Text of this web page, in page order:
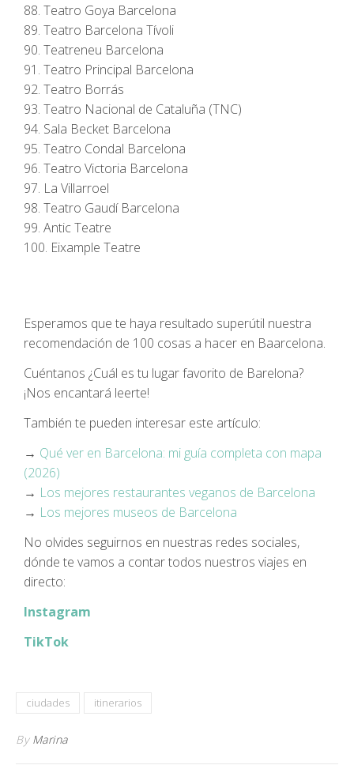
88. Teatro Goya Barcelona
89. Teatro Barcelona Tívoli
90. Teatreneu Barcelona
91. Teatro Principal Barcelona
92. Teatro Borrás
93. Teatro Nacional de Cataluña (TNC)
94. Sala Becket Barcelona
95. Teatro Condal Barcelona
96. Teatro Victoria Barcelona
97. La Villarroel
98. Teatro Gaudí Barcelona
99. Antic Teatre
100. Eixample Teatre
Esperamos que te haya resultado superútil nuestra
recomendación de 100 cosas a hacer en Baarcelona.
Cuéntanos ¿Cuál es tu lugar favorito de Barelona?
¡Nos encantará leerte!
También te pueden interesar este artículo:
→ Qué ver en Barcelona: mi guía completa con mapa
(2026)
→ Los mejores restaurantes veganos de Barcelona
→ Los mejores museos de Barcelona
No olvides seguirnos en nuestras redes sociales,
dónde te vamos a contar todos nuestros viajes en
directo:
Instagram
TikTok
ciudades itinerarios
By Marina